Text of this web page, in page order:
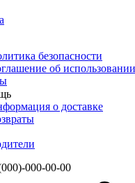
безопасности
об
о доставке
000-00-00